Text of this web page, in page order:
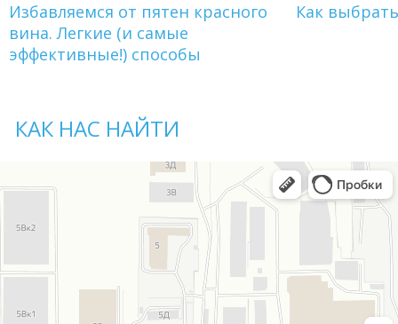
Избавляемся от пятен красного
вина. Легкие (и самые
эффективные!) способы
Как
КАК НАС НАЙТИ